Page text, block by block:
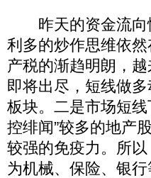
昨天的资金流向
利多的炒作思维依
产税的渐趋明朗，
即将出尽，短线做
板块。二是市场短
控绯闻”较多的地产
较强的免疫力。所
为机械、保险、银